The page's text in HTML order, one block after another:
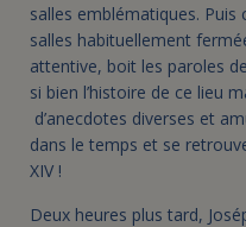
salles emblématiques. Puis
salles habituellement
attentive, boit les paroles
si bien l’histoire de ce lieu
d’anecdotes diverses et
dans le temps et se
XIV !
Deux heures plus tard,